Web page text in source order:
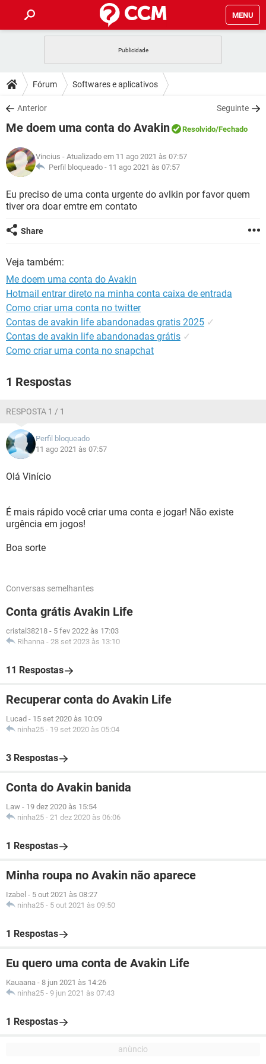
MENU
CELULAR FACEBOOK
OUTLOOK
INSTAGRAM GMAIL
GUIA DE COMPRAS
DICAS
JOGOS WHATSAPP
INSTAGRAM GMAIL
GUIA DE COMPRAS
DOWNLOADS
JOGOS WHATSAPP
CELULAR
OUTLOOK EXCEL
INSTAGRAM GMAIL
GUIA DE COMPRAS
JOGOS WHATSAPP
CELULAR
OUTLOOK EXCEL
GLOSSÁRIO
WHATSAPP
CELULAR
OUTLOOK
GUIA DE COMPRAS
Fórum Softwares e aplicativos
Anterior Seguinte
Me doem uma conta do Avakin Resolvido/Fechado
Vincius - Atualizado em 11 ago 2021 às 07:57
Perfil bloqueado - 11 ago 2021 às 07:57
Eu preciso de uma conta urgente do avlkin por favor quem
tiver ora doar emtre em contato
Share
Veja também:
Me doem uma conta do Avakin
Hotmail entrar direto na minha conta caixa de entrada
Como criar uma conta no twitter
Contas de avakin life abandonadas gratis 2025 ✓
Contas de avakin life abandonadas grátis ✓
Como criar uma conta no snapchat
1 Respostas
RESPOSTA 1 / 1
Perfil bloqueado
11 ago 2021 às 07:57
Olá Vinício
É mais rápido você criar uma conta e jogar! Não existe
urgência em jogos!
Boa sorte
Conversas semelhantes
Conta grátis Avakin Life
cristal38218 - 5 fev 2022 às 17:03
Rihanna - 28 set 2023 às 13:10
11 Respostas
Recuperar conta do Avakin Life
Lucad - 15 set 2020 às 10:09
ninha25 - 19 set 2020 às 05:04
3 Respostas
Conta do Avakin banida
Law - 19 dez 2020 às 15:54
ninha25 - 21 dez 2020 às 06:06
1 Respostas
Minha roupa no Avakin não aparece
Izabel - 5 out 2021 às 08:27
ninha25 - 5 out 2021 às 09:50
1 Respostas
Eu quero uma conta de Avakin Life
Kauaana - 8 jun 2021 às 14:26
ninha25 - 9 jun 2021 às 07:43
1 Respostas